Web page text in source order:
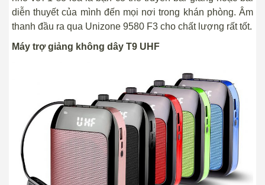
diễn thuyết của mình đến mọi nơi trong khán phòng. Âm
thanh đầu ra qua Unizone 9580 F3 cho chất lượng rất tốt.
Máy trợ giảng không dây T9 UHF